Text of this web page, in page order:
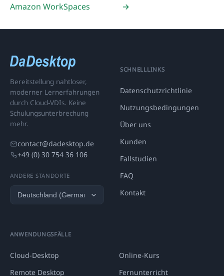
Amazon WorkSpaces
→
Bereitstellung nahtloser,
moderner Lernerfahrungen
durch Cloud-VDIs. Keine
Schulungsunterbrechung
mehr.
contact@dadesktop.de
+49 (0) 30 754 36 106
ANDERE STANDORTE
SCHNELLLINKS
Datenschutzrichtlinie
Nutzungsbedingungen
Über uns
Kunden
Fallstudien
FAQ
Kontakt
ANWENDUNGSFÄLLE
Cloud-Desktop
Online-Kurs
Remote Desktop
Fernunterricht